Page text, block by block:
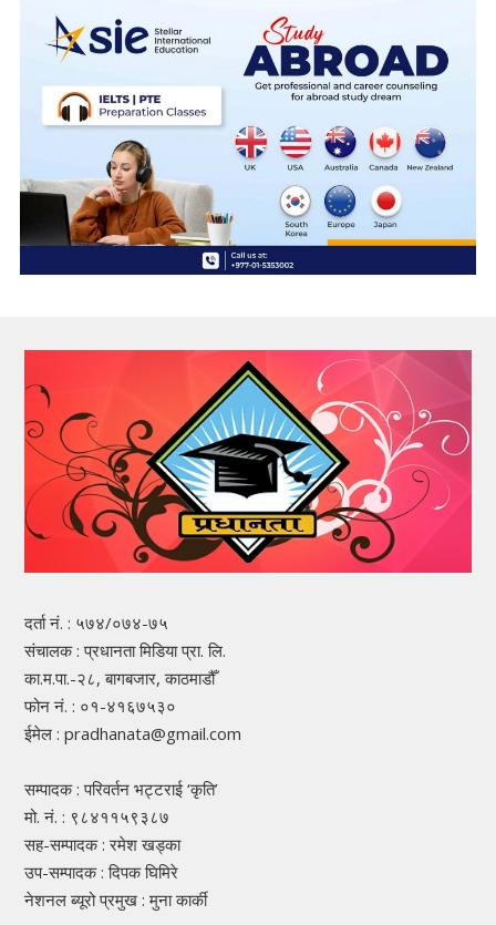
दर्ता नं. : ५७४/०७४-७५
संचालक : प्रधानता मिडिया प्रा. लि.
का.म.पा.-२८, बागबजार, काठमाडौँ
फोन नं. : ०१-४१६७५३०
ईमेल : pradhanata@gmail.com
सम्पादक : परिवर्तन भट्टराई ‘कृति’
मो. नं. : ९८४११५९३८७
सह-सम्पादक : रमेश खड्का
उप-सम्पादक : दिपक घिमिरे
नेशनल ब्यूरो प्रमुख : मुना कार्की